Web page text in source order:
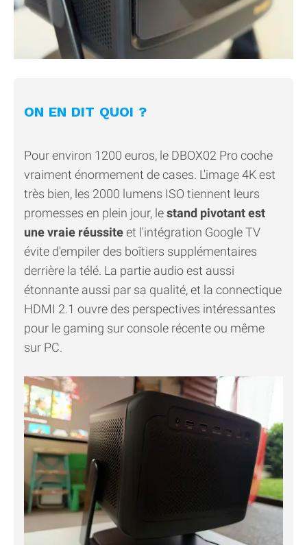
ON EN DIT QUOI ?
Pour environ 1200 euros, le DBOX02 Pro coche
vraiment énormement de cases. L'image 4K est
très bien, les 2000 lumens ISO tiennent leurs
promesses en plein jour, lestand pivotant est
une vraie réussiteet l'intégration Google TV
évite d'empiler des boîtiers supplémentaires
derrière la télé. La partie audio est aussi
étonnante aussi par sa qualité, et la connectique
HDMI 2.1 ouvre des perspectives intéressantes
pour le gaming sur console récente ou même
sur PC.